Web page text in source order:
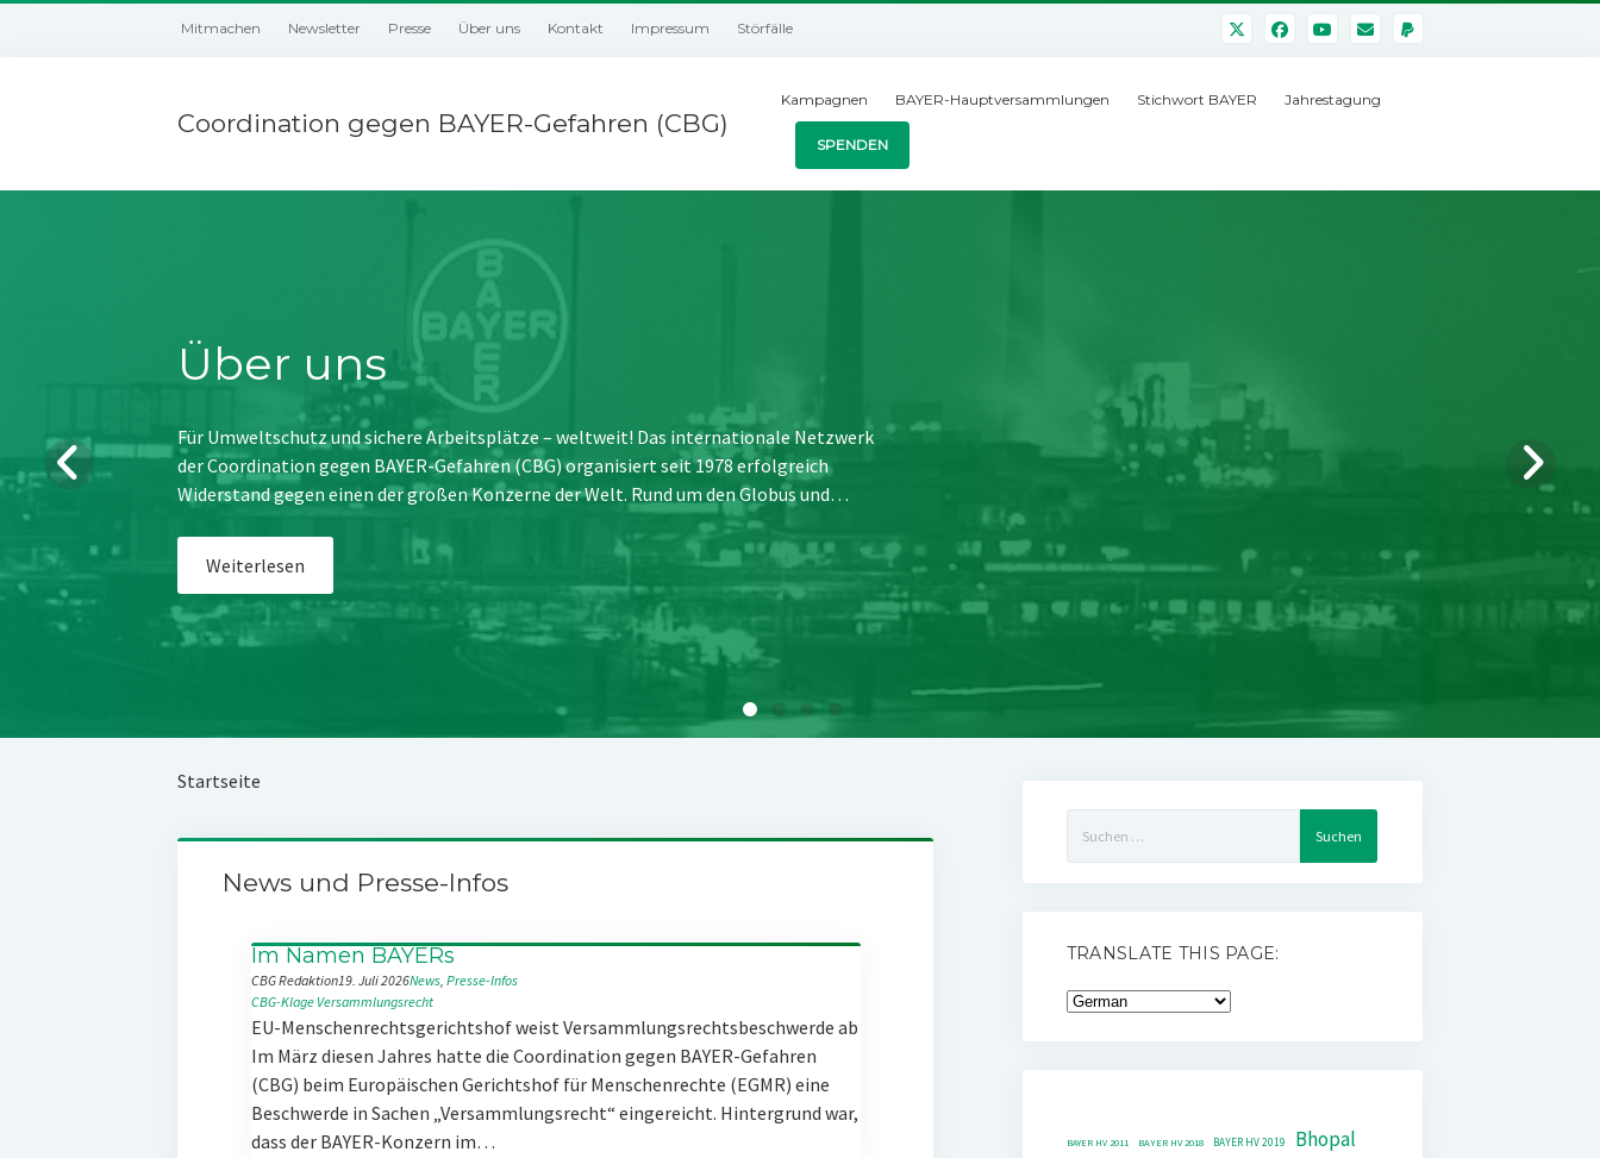
Mitmachen Newsletter Presse Über uns Kontakt Impressum Störfälle
Coordination gegen BAYER-Gefahren (CBG)
Kampagnen BAYER-Hauptversammlungen Stichwort BAYER Jahrestagung
SPENDEN
Über uns
Für Umweltschutz und sichere Arbeitsplätze – weltweit! Das internationale Netzwerk
der Coordination gegen BAYER-Gefahren (CBG) organisiert seit 1978 erfolgreich
Widerstand gegen einen der großen Konzerne der Welt. Rund um den Globus und…
Weiterlesen
Startseite
News und Presse-Infos
Im Namen BAYERs
CBG Redaktion19. Juli 2026News, Presse-Infos
CBG-Klage Versammlungsrecht
EU-Menschenrechtsgerichtshof weist Versammlungsrechtsbeschwerde ab
Im März diesen Jahres hatte die Coordination gegen BAYER-Gefahren
(CBG) beim Europäischen Gerichtshof für Menschenrechte (EGMR) eine
Beschwerde in Sachen „Versammlungsrecht“ eingereicht. Hintergrund war,
dass der BAYER-Konzern im…
nach:
TRANSLATE THIS PAGE:
BAYER HV 2011 BAYER HV 2018 BAYER HV 2019 Bhopal